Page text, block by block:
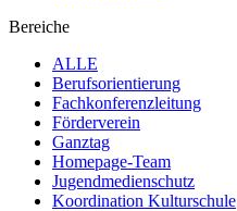
Bereiche
ALLE
Berufsorientierung
Fachkonferenzleitung
Förderverein
Ganztag
Homepage-Team
Jugendmedienschutz
Koordination Kulturschule